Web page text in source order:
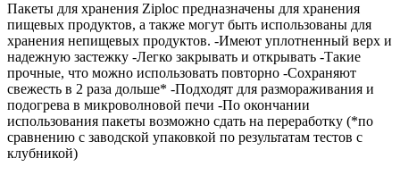
Пакеты для хранения Ziploc предназначены для хранения
пищевых продуктов, а также могут быть использованы для
хранения непищевых продуктов. -Имеют уплотненный верх и
надежную застежку -Легко закрывать и открывать -Такие
прочные, что можно использовать повторно -Сохраняют
свежесть в 2 раза дольше* -Подходят для размораживания и
подогрева в микроволновой печи -По окончании
использования пакеты возможно сдать на переработку (*по
сравнению с заводской упаковкой по результатам тестов с
клубникой)